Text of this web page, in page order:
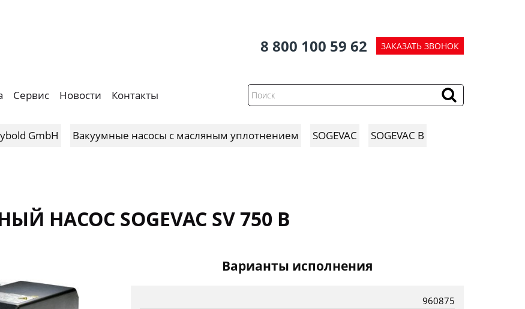
ЗАКАЗАТЬ ЗВОНОК
8 800 100 59 62
Сервис Новости Контакты
GmbH Вакуумные насосы с масляным уплотнением SOGEVAC SOGEVAC B
НАСОС SOGEVAC SV 750 B
Варианты исполнения
960875